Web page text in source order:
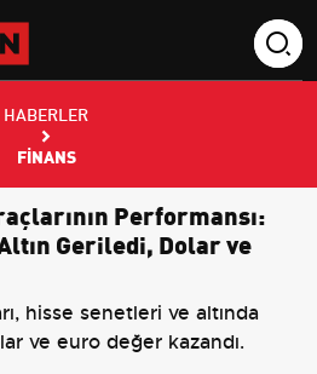
HABERLER
FINANS
Performansı:
Geriledi, Dolar ve
hisse senetleri ve altında
ve euro değer kazandı.